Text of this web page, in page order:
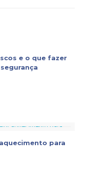
e o que fazer
para